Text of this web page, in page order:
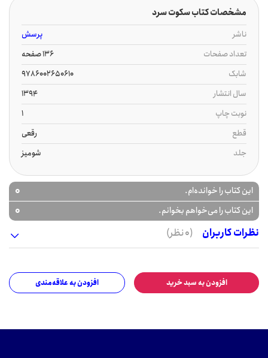
مشخصات کتاب سکوت سرد
ناشر
پرسش
تعداد صفحات
136 صفحه
شابک
9786002650610
سال انتشار
1394
نوبت چاپ
1
قطع
رقعی
جلد
شومیز
این کتاب را خوانده‌ام. 0
این کتاب را می‌خواهم بخوانم.
0
نظرات کاربران
(0 نظر)
افزودن به سبد خرید افزودن به علاقه‌مندی